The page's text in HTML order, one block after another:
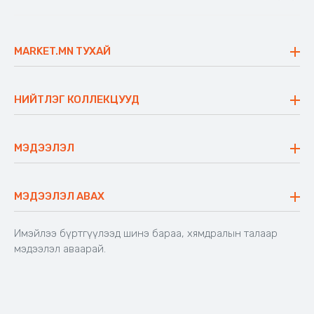
MARKET.MN ТУХАЙ
Үнэт зүйлс
Ажлын байр
Блог
НИЙТЛЭГ КОЛЛЕКЦУУД
Сүүдрэвч
Аяны ширээ
Аяны түшлэгтэй сандал
МЭДЭЭЛЭЛ
Буцаалтын журам
Захиалга шалгах
Хамтран ажиллах
Холбоо барих
МЭДЭЭЛЭЛ АВАХ
Имэйлээ бүртгүүлээд шинэ бараа, хямдралын талаар
мэдээлэл аваарай.